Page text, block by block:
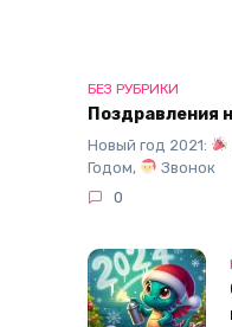
БЕЗ РУБРИКИ
Поздравления
Новый год 2021:
Годом,
Звонок
0